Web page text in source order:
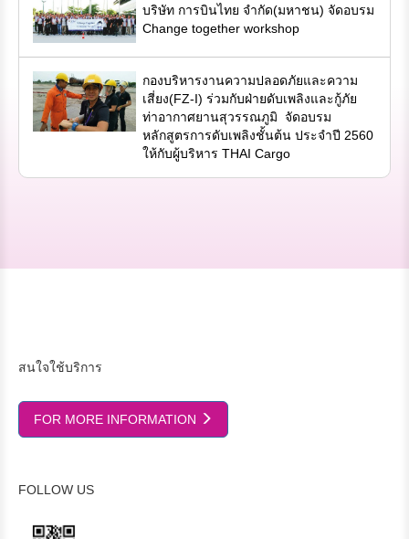
บริษัท การบินไทย จำกัด(มหาชน) จัดอบรม
Change together workshop
กองบริหารงานความปลอดภัยและความ
เสี่ยง(FZ-I) ร่วมกับฝ่ายดับเพลิงและกู้ภัย
ท่าอากาศยานสุวรรณภูมิ จัดอบรม
หลักสูตรการดับเพลิงชั้นต้น ประจำปี 2560
ให้กับผู้บริหาร THAI Cargo
สนใจใช้บริการ
FOR MORE INFORMATION
FOLLOW US